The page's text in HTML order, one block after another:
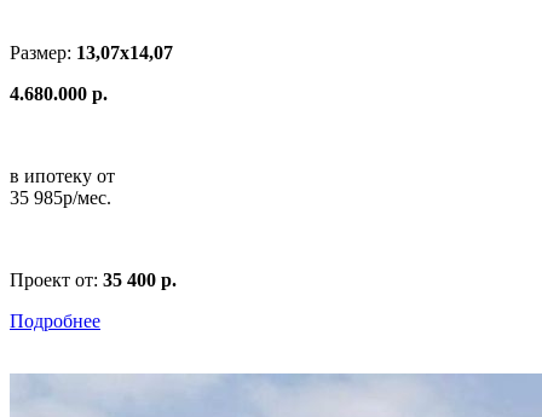
Размер: 13,07x14,07
4.680.000 р.
в ипотеку от
35 985р/мес.
Проект от: 35 400 р.
Подробнее